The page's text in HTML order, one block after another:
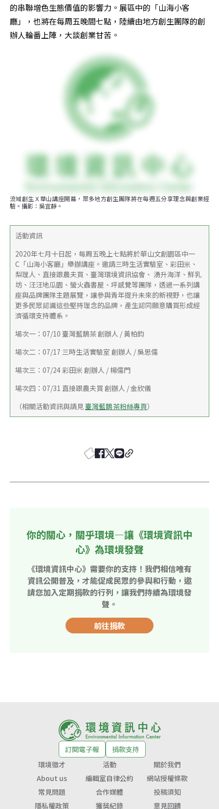
的串聯增色生態價值的影響力。展區中的「山海小客
廳」，也將在每周五晚間七點，陸續由地方創生團隊的創
辦人輪番上陣，大談創業甘苦。
流域創生Ｘ華山講座開幕，眾多地方創生團隊將在每週五分享理念與創業經
驗。攝影：吳宜靜。
活動資訊
2020年七月十日起，每周五晚上七點將於華山文創園區中一
C「山海小客廳」舉辦講座。邀請三時生活實驗室、彩田米、
梨理人、直接跟農夫買、臺灣環境資訊協會、 湧升海洋、鮮乳
坊、汪汪地瓜園、螢火蟲書屋、坪感覺等團隊，透過一系列講
座與品牌團隊主題展覽，讓參與青年提升未來的新視野，也讓
更多民眾認識這些堅持理念的品牌，產生認同願意購買形成經
濟循環支持體系。
場次一：07/10 臺灣藍鵲茶 創辦人 / 黃柏鈞
場次二：07/17 三時生活實驗室 創辦人 / 吳思儒
場次三：07/24 彩田米 創辦人 / 楊儒門
場次四：07/31 直接跟農夫買 創辦人 / 金欣儀
（相關活動資訊與請見 臺灣藍鵲茶粉絲專頁）
你的關心，關乎環境—讓《環境資訊中
心》為環境發聲
《環境資訊中心》需要你的支持！我們相信唯有
資訊公開普及，才能促成民眾的參與和行動，邀
請您加入定期捐款的行列，讓我們持續為環境發
聲。
前往捐款
訂閱電子報
捐款支持
環境徵才
活動
關於我們
About us
編輯室自律公約
網站授權條款
常見問題
合作媒體
投稿須知
隱私權政策
獲獎紀錄 意見回饋